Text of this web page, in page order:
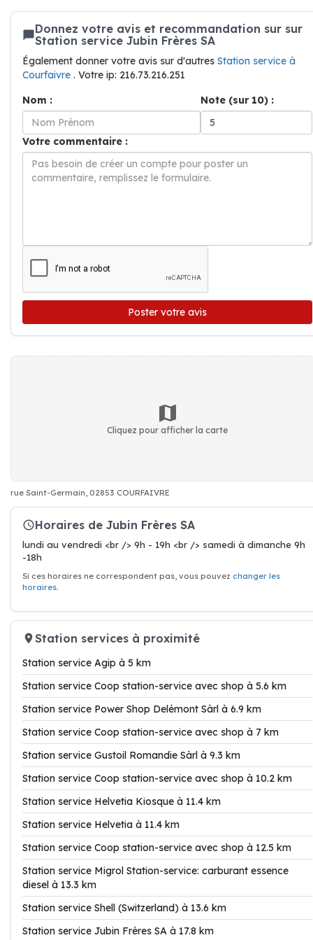
Donnez votre avis et recommandation sur sur
Station service Jubin Frères SA
Également donner votre avis sur d'autres Station service à
Courfaivre . Votre ip: 216.73.216.251
Nom :
Note (sur 10) :
Votre commentaire :
Poster votre avis
Cliquez pour afficher la carte
rue Saint-Germain, 02853 COURFAIVRE
Horaires de Jubin Frères SA
lundi au vendredi <br /> 9h - 19h <br /> samedi à dimanche 9h
-18h
Si ces horaires ne correspondent pas, vous pouvez changer les
horaires.
Station services à proximité
Station service Agip à 5 km
Station service Coop station-service avec shop à 5.6 km
Station service Power Shop Delémont Sàrl à 6.9 km
Station service Coop station-service avec shop à 7 km
Station service Gustoil Romandie Sàrl à 9.3 km
Station service Coop station-service avec shop à 10.2 km
Station service Helvetia Kiosque à 11.4 km
Station service Helvetia à 11.4 km
Station service Coop station-service avec shop à 12.5 km
Station service Migrol Station-service: carburant essence
diesel à 13.3 km
Station service Shell (Switzerland) à 13.6 km
Station service Jubin Frères SA à 17.8 km